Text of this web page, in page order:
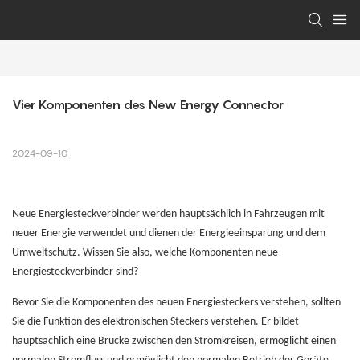
Vier Komponenten des New Energy Connector
2024-09-10
Neue Energiesteckverbinder werden hauptsächlich in Fahrzeugen mit
neuer Energie verwendet und dienen der Energieeinsparung und dem
Umweltschutz. Wissen Sie also, welche Komponenten neue
Energiesteckverbinder sind?
Bevor Sie die Komponenten des neuen Energiesteckers verstehen, sollten
Sie die Funktion des elektronischen Steckers verstehen. Er bildet
hauptsächlich eine Brücke zwischen den Stromkreisen, ermöglicht einen